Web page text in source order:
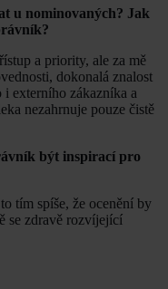
u nominovaných? Jak
a priority, ale za mě
dokonalá znalost
externího zákazníka a
nezahrnuje pouze čistě
být inspirací pro
tím spíše, že ocenění by
se zdravě rozvíjející